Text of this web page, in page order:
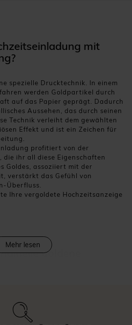
mit
spezielle Drucktechnik. In einem
werden Goldpartikel durch
auf das Papier geprägt. Dadurch
Aussehen, das durch seinen
Technik verleiht dem gewählten
Effekt und ist ein Zeichen für
profitiert von der
die ihr all diese Eigenschaften
Goldes, assoziiert mit der
verstärkt das Gefühl von
Überfluss.
Ihre vergoldete Hochzeitsanzeige
goldene
Unser Ziel: Ihnen zu helfen,
Modell zu finden, das am
Mehr lesen